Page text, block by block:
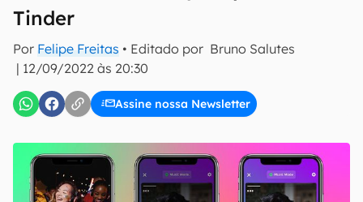
Tinder
Por Felipe Freitas • Editado por Bruno Salutes
| 12/09/2022 às 20:30
Assine nossa Newsletter
Confirmo que li, aceito e concordo com os